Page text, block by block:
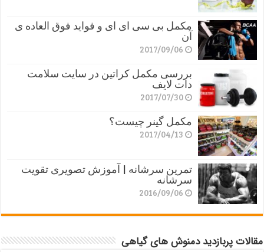
مکمل بی سی ای ای و فواید فوق العاده ی
آن
2017/09/06
بررسی مکمل کراتین در سایت سلامت
دات لایف
2017/07/30
مکمل گینر چیست؟
2017/04/13
تمرین سرشانه | آموزش تصویری تقویت
سرشانه
2016/09/06
مقالات پربازدید دمنوش های گیاهی